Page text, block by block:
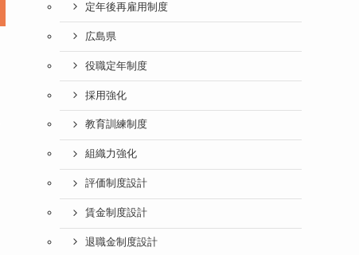
定年後再雇用制度
広島県
役職定年制度
採用強化
教育訓練制度
組織力強化
評価制度設計
賃金制度設計
退職金制度設計